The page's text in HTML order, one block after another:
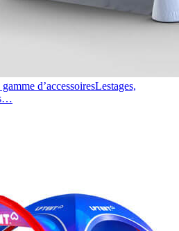
d’accessoiresLestages,